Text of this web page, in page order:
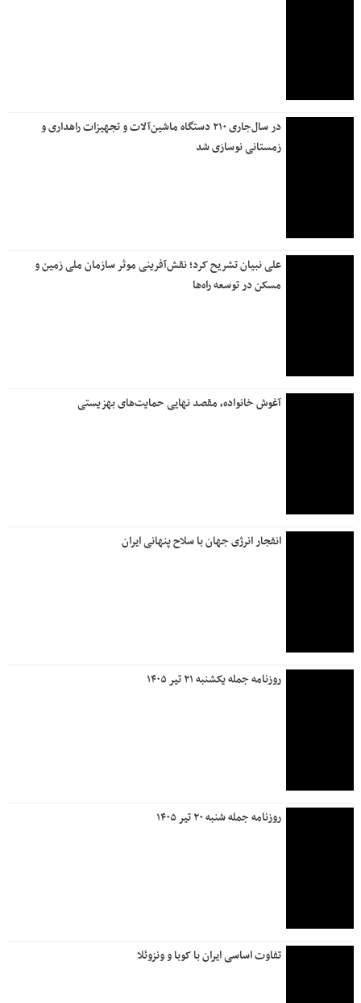
در سال‌جاری ۲۱۰ دستگاه ماشین‌آلات و تجهیزات راهداری و
زمستانی نوسازی شد
علی نبیان تشریح کرد؛ نقش‌آفرینی موثر سازمان ملی زمین و
مسکن در توسعه راه‌ها
آغوش خانواده، مقصد نهایی حمایت‌های بهزیستی
انفجار انرژی جهان با سلاح پنهانی ایران
روزنامه جمله یکشنبه ۲۱ تیر ۱۴۰۵
روزنامه جمله شنبه ۲۰ تیر ۱۴۰۵
تفاوت اساسی ایران با کوبا و ونزوئلا